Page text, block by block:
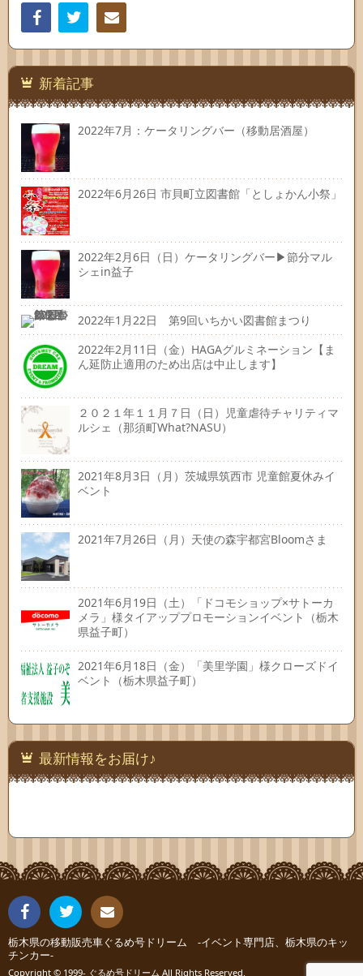
Facebook
連絡
新着記事
2022年7月：ケータリングバー（移動居酒屋）
2022年6月26日 市貝町立図書館「としょかん小祭」
2022年2月6日（日）ケータリングバー▶節分マル
シェin益子
2022年1月22日 第9回いちかい図書館まつり
2022年2月11日（金）HAGAグルミネーション【ま
ん延防止適用のため出店は中止します】
２０２１年１１月７日（日）児童虐待チャリティマ
ルシェ（那須町What?NASU）
2021年8月3日（月）茨城県筑西市 児童館夏休みイ
ベント
2021年7月26日（月）天使の森宇都宮Bloomさま
2021年6月19日（土）「ドコモショップ×サトーカ
メラ」様タイアッププロモーションイベント（栃木
県益子町）
2021年6月18日（金）「美里学園」様クローズドイ
ベント（栃木県益子町）
最新情報をお届け♪
Fac
Twit 連絡
栃木県の移動販売車ぐるめ号ドリーム -イベント専門店、栃木県のキッ
チンカー-
Copyright © 1999- ぐるめ号ドリーム All Rights Reserved.